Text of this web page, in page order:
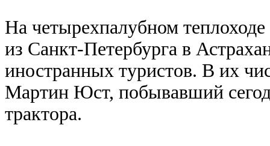
На четырехпалубном
из Санкт-Петербурга в
иностранных туристов. В их
Мартин Юст, побывавший
трактора.